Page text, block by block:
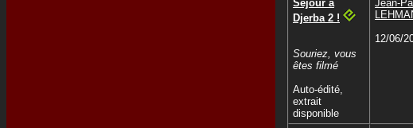
Séjour à
Djerba 2 !
Souriez, vous
êtes filmé
Auto-édité,
extrait
disponible
Jean-
12/06/